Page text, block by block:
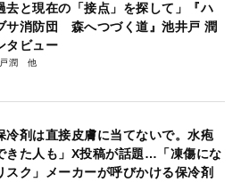
去と現在の「接点」を探して」『ハ
サ消防団 森へつづく道』池井戸 潤
タビュー
潤
冷剤は直接皮膚に当てないで。水疱
きた人も」X投稿が話題…「凍傷にな
スク」メーカーが呼びかける保冷剤